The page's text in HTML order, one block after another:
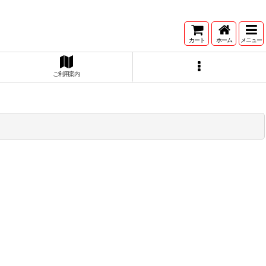
カート ホーム メニュー
ご利用案内